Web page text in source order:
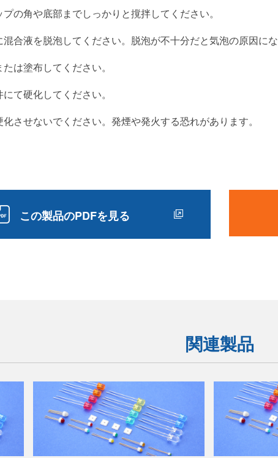
の角や底部までしっかりと撹拌してください。
合液を脱泡してください。脱泡が不十分だと気泡の原因にな
は塗布してください。
て硬化してください。
させないでください。発煙や発火する恐れがあります。
この製品のPDFを見る
関連製品